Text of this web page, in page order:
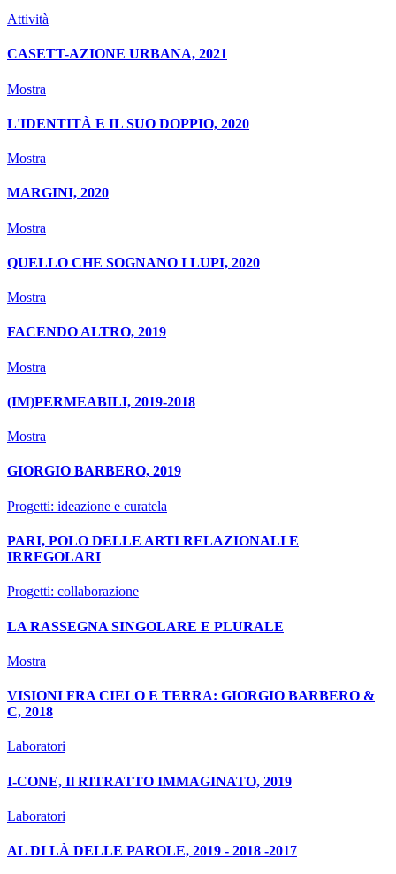
Attività
CASETT-AZIONE URBANA, 2021
Mostra
L'IDENTITÀ E IL SUO DOPPIO, 2020
Mostra
MARGINI, 2020
Mostra
QUELLO CHE SOGNANO I LUPI, 2020
Mostra
FACENDO ALTRO, 2019
Mostra
(IM)PERMEABILI, 2019-2018
Mostra
GIORGIO BARBERO, 2019
Progetti: ideazione e curatela
PARI, POLO DELLE ARTI RELAZIONALI E
IRREGOLARI
Progetti: collaborazione
LA RASSEGNA SINGOLARE E PLURALE
Mostra
VISIONI FRA CIELO E TERRA: GIORGIO BARBERO &
C, 2018
Laboratori
I-CONE, Il RITRATTO IMMAGINATO, 2019
Laboratori
AL DI LÀ DELLE PAROLE, 2019 - 2018 -2017